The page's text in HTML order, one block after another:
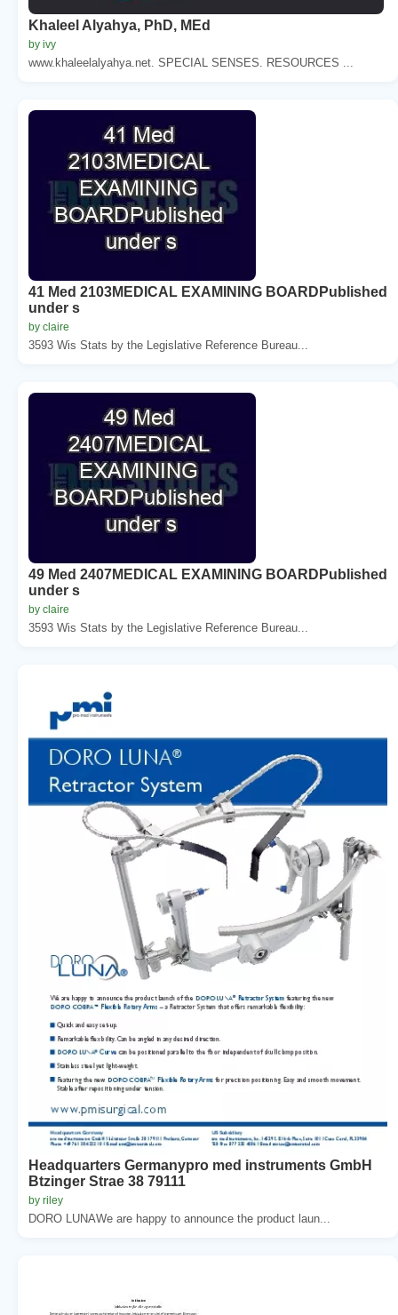
Khaleel Alyahya, PhD, MEd
by ivy
www.khaleelalyahya.net. SPECIAL SENSES. RESOURCES ...
41 Med 2103MEDICAL EXAMINING BOARDPublished
under s
by claire
3593 Wis Stats by the Legislative Reference Bureau...
49 Med 2407MEDICAL EXAMINING BOARDPublished
under s
by claire
3593 Wis Stats by the Legislative Reference Bureau...
Headquarters Germanypro med instruments GmbH
Btzinger Strae 38 79111
by riley
DORO LUNAWe are happy to announce the product laun...